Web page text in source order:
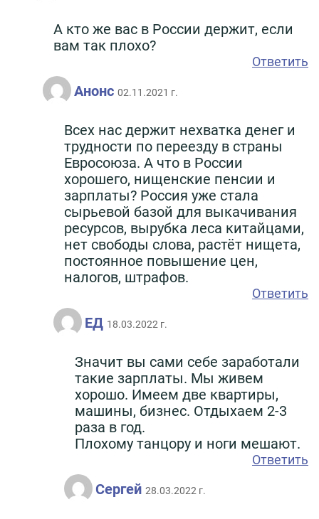
А кто же вас в России держит, если
вам так плохо?
Ответить
Анонс 02.11.2021 г.
Всех нас держит нехватка денег и
трудности по переезду в страны
Евросоюза. А что в России
хорошего, нищенские пенсии и
зарплаты? Россия уже стала
сырьевой базой для выкачивания
ресурсов, вырубка леса китайцами,
нет свободы слова, растёт нищета,
постоянное повышение цен,
налогов, штрафов.
Ответить
ЕД 18.03.2022 г.
Значит вы сами себе заработали
такие зарплаты. Мы живем
хорошо. Имеем две квартиры,
машины, бизнес. Отдыхаем 2-3
раза в год.
Плохому танцору и ноги мешают.
Ответить
Сергей 28.03.2022 г.